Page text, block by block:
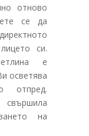
отново
се да
си.
е
осветява
отпред.
на